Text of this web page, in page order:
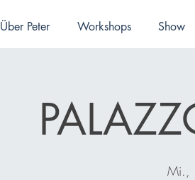
Über Peter Workshops Show
Mi.,